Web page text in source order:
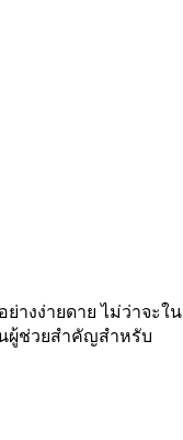
างง่ายดาย ไม่ว่าจะใน
ผู้ช่วยสำคัญสำหรับ